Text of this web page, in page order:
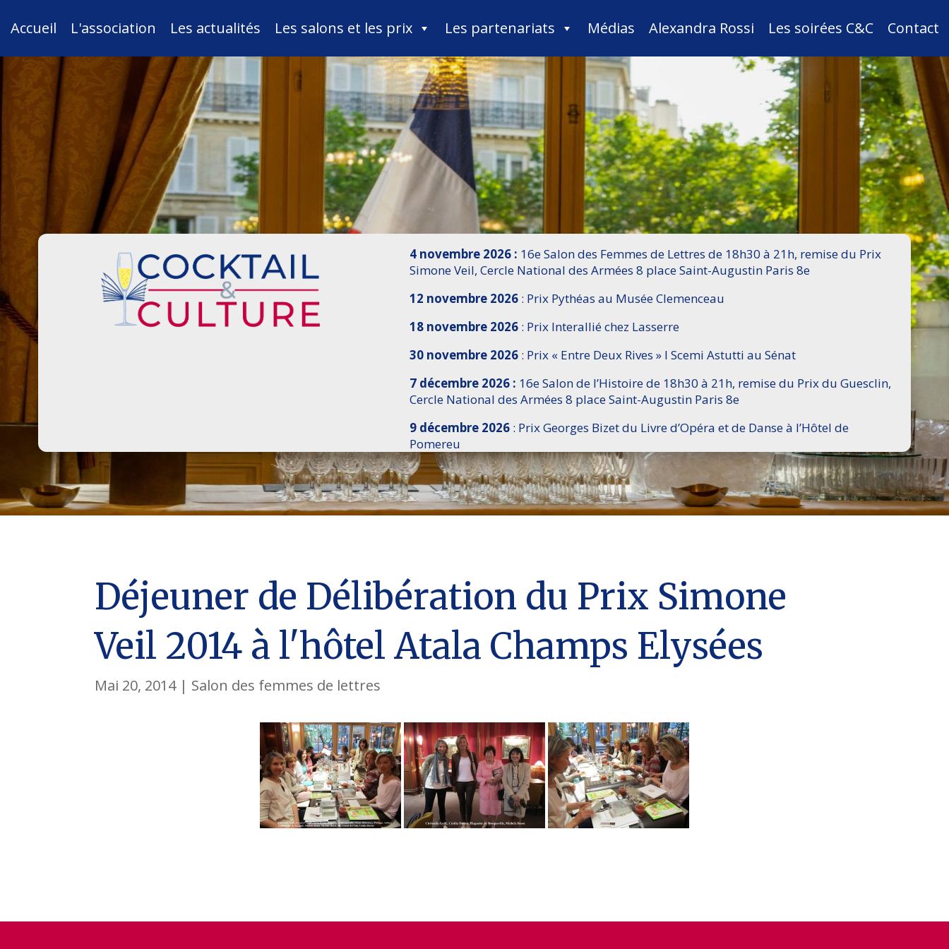
Accueil L'association Les actualités Les salons et les prix Les partenariats Médias Alexandra Rossi Les soirées C&C Contact
4 novembre 2026 : 16e Salon des Femmes de Lettres de 18h30 à 21h, remise du Prix
Simone Veil, Cercle National des Armées 8 place Saint-Augustin Paris 8e
12 novembre 2026: Prix Pythéas au Musée Clemenceau
18 novembre 2026: Prix Interallié chez Lasserre
30 novembre 2026: Prix « Entre Deux Rives » I Scemi Astutti au Sénat
7 décembre 2026 : 16e Salon de l’Histoire de 18h30 à 21h, remise du Prix du Guesclin,
Cercle National des Armées 8 place Saint-Augustin Paris 8e
9 décembre 2026: Prix Georges Bizet du Livre d’Opéra et de Danse à l’Hôtel de
Pomereu
Déjeuner de Délibération du Prix Simone
Veil 2014 à l'hôtel Atala Champs Elysées
Mai 20, 2014| Salon des femmes de lettres